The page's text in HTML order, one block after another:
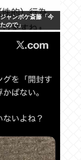
ャンポケ斎藤「今
ので」